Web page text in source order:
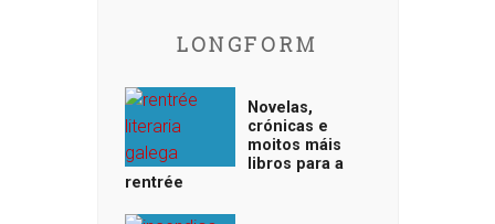
LONGFORM
Novelas,
crónicas e
moitos máis
libros para a
rentrée